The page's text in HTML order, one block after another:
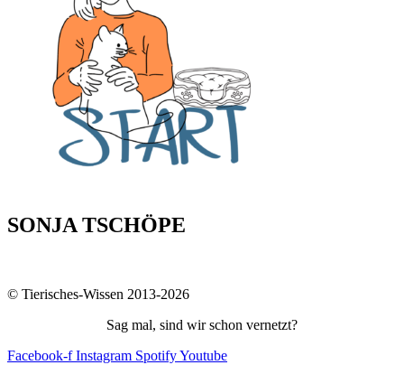
SONJA TSCHÖPE
© Tierisches-Wissen 2013-2026
Sag mal, sind wir schon vernetzt?
Facebook-f Instagram SpotifyYoutube